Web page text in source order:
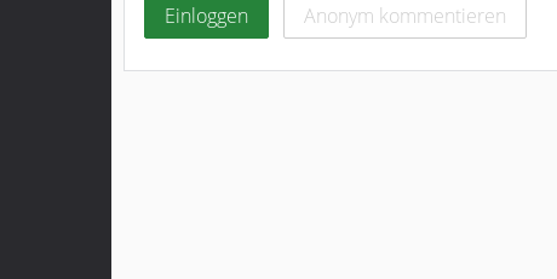
Einloggen Anonym kommentieren